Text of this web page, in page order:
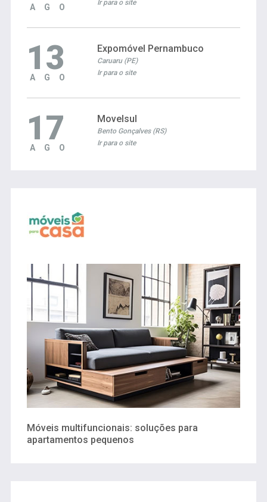
AGO Ir para o site
13
AGO
Expomóvel Pernambuco
Caruaru (PE)
Ir para o site
17
AGO
Movelsul
Bento Gonçalves (RS)
Ir para o site
Móveis multifuncionais: soluções para
apartamentos pequenos